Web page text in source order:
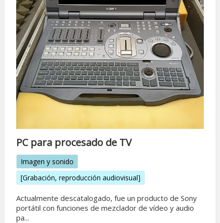
PC para procesado de TV
Imagen y sonido
[Grabación, reproducción audiovisual]
Actualmente descatalogado, fue un producto de Sony
portátil con funciones de mezclador de vídeo y audio
pa...